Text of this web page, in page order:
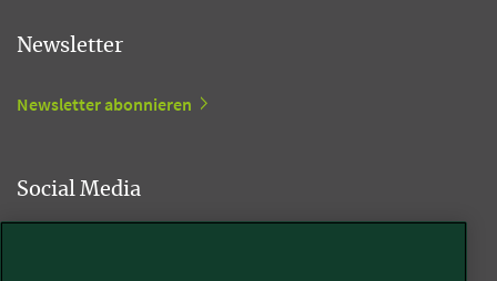
Newsletter
Newsletter abonnieren
Social Media